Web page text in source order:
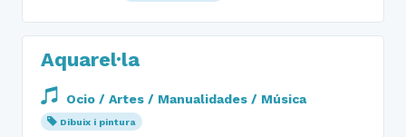
Aquarel·la
Ocio / Artes / Manualidades / Música
Dibuix i pintura